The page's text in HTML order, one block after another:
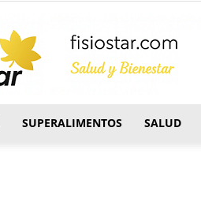
SUPERALIMENTOS SALUD